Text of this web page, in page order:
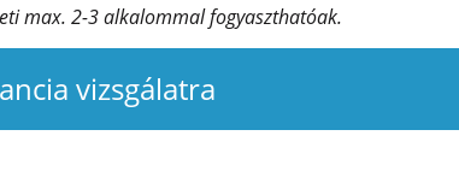
max. 2-3 alkalommal fogyaszthatóak.
vizsgálatra